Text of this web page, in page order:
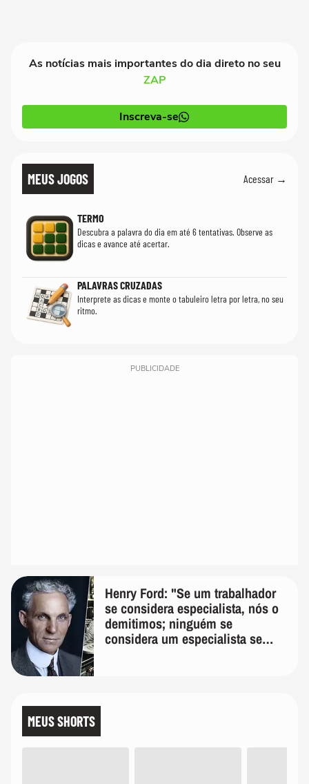
As notícias mais importantes do dia direto no seu
ZAP
Inscreva-se
MEUS JOGOS Acessar →
TERMO
Descubra a palavra do dia em até 6 tentativas. Observe as
dicas e avance até acertar.
PALAVRAS CRUZADAS
Interprete as dicas e monte o tabuleiro letra por letra, no seu
ritmo.
PUBLICIDADE
Henry Ford: "Se um trabalhador
se considera especialista, nós o
demitimos; ninguém se
considera um especialista se
MEUS SHORTS